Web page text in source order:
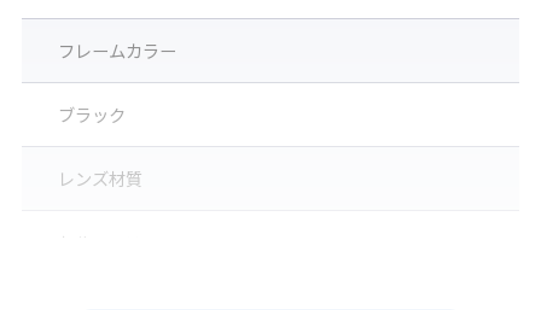
フレームカラー
ブラック
レンズ材質
セルロース